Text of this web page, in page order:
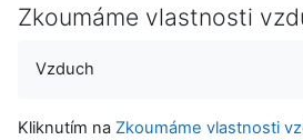
Zkoumáme vlastnosti
Vzduch
Kliknutím na Zkoumáme vlastnosti